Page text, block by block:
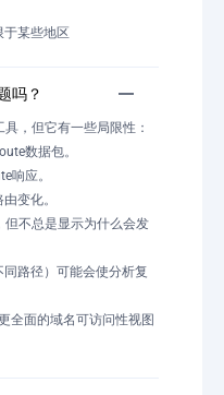
于某些地区
吗？
，但它有一些局限性：
数据包。
响应。
变化。
但不总是显示为什么会发
路径）可能会使分析复
全面的域名可访问性视图